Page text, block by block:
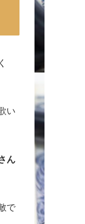
い
ん
で